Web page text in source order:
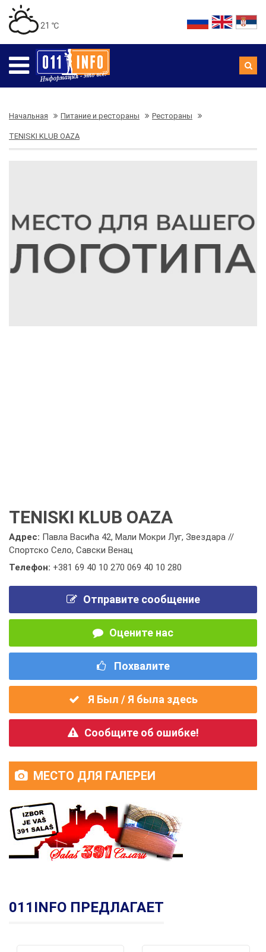
21 ℃
Начальная Питание и рестораны Рестораны
TENISKI KLUB OAZA
TENISKI KLUB OAZA
Адрес: Павла Васића 42, Мали Мокри Луг, Звездара //
Спортско Село, Савски Венац
Телефон: +381 69 40 10 270 069 40 10 280
Отправите сообщение
Оцените нас
Похвалите
Я Был / Я была здесь
Сообщите об ошибке!
МЕСТО ДЛЯ ГАЛЕРЕИ
011INFO ПРЕДЛАГАЕТ